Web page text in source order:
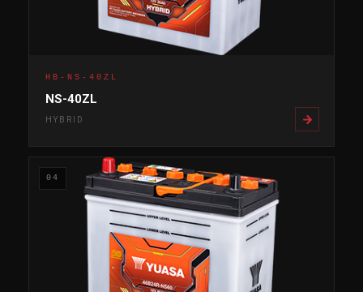
HB-NS-40ZL
NS-40ZL
HYBRID
04